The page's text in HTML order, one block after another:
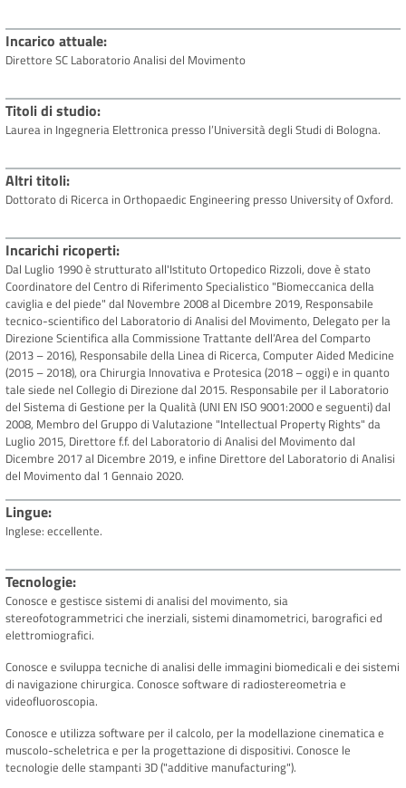
Incarico attuale
Direttore SC Laboratorio Analisi del Movimento
Titoli di studio
Laurea in Ingegneria Elettronica presso l’Università degli Studi di Bologna.
Altri titoli
Dottorato di Ricerca in Orthopaedic Engineering presso University of Oxford.
Incarichi ricoperti
Dal Luglio 1990 è strutturato all'Istituto Ortopedico Rizzoli, dove è stato
Coordinatore del Centro di Riferimento Specialistico "Biomeccanica della
caviglia e del piede" dal Novembre 2008 al Dicembre 2019, Responsabile
tecnico-scientifico del Laboratorio di Analisi del Movimento, Delegato per la
Direzione Scientifica alla Commissione Trattante dell’Area del Comparto
(2013 – 2016), Responsabile della Linea di Ricerca, Computer Aided Medicine
(2015 – 2018), ora Chirurgia Innovativa e Protesica (2018 – oggi) e in quanto
tale siede nel Collegio di Direzione dal 2015. Responsabile per il Laboratorio
del Sistema di Gestione per la Qualità (UNI EN ISO 9001:2000 e seguenti) dal
2008, Membro del Gruppo di Valutazione "Intellectual Property Rights" da
Luglio 2015, Direttore f.f. del Laboratorio di Analisi del Movimento dal
Dicembre 2017 al Dicembre 2019, e infine Direttore del Laboratorio di Analisi
del Movimento dal 1 Gennaio 2020.
Lingue
Inglese: eccellente.
Tecnologie
Conosce e gestisce sistemi di analisi del movimento, sia
stereofotogrammetrici che inerziali, sistemi dinamometrici, barografici ed
elettromiografici.
Conosce e sviluppa tecniche di analisi delle immagini biomedicali e dei sistemi
di navigazione chirurgica. Conosce software di radiostereometria e
videofluoroscopia.
Conosce e utilizza software per il calcolo, per la modellazione cinematica e
muscolo-scheletrica e per la progettazione di dispositivi. Conosce le
tecnologie delle stampanti 3D ("additive manufacturing").